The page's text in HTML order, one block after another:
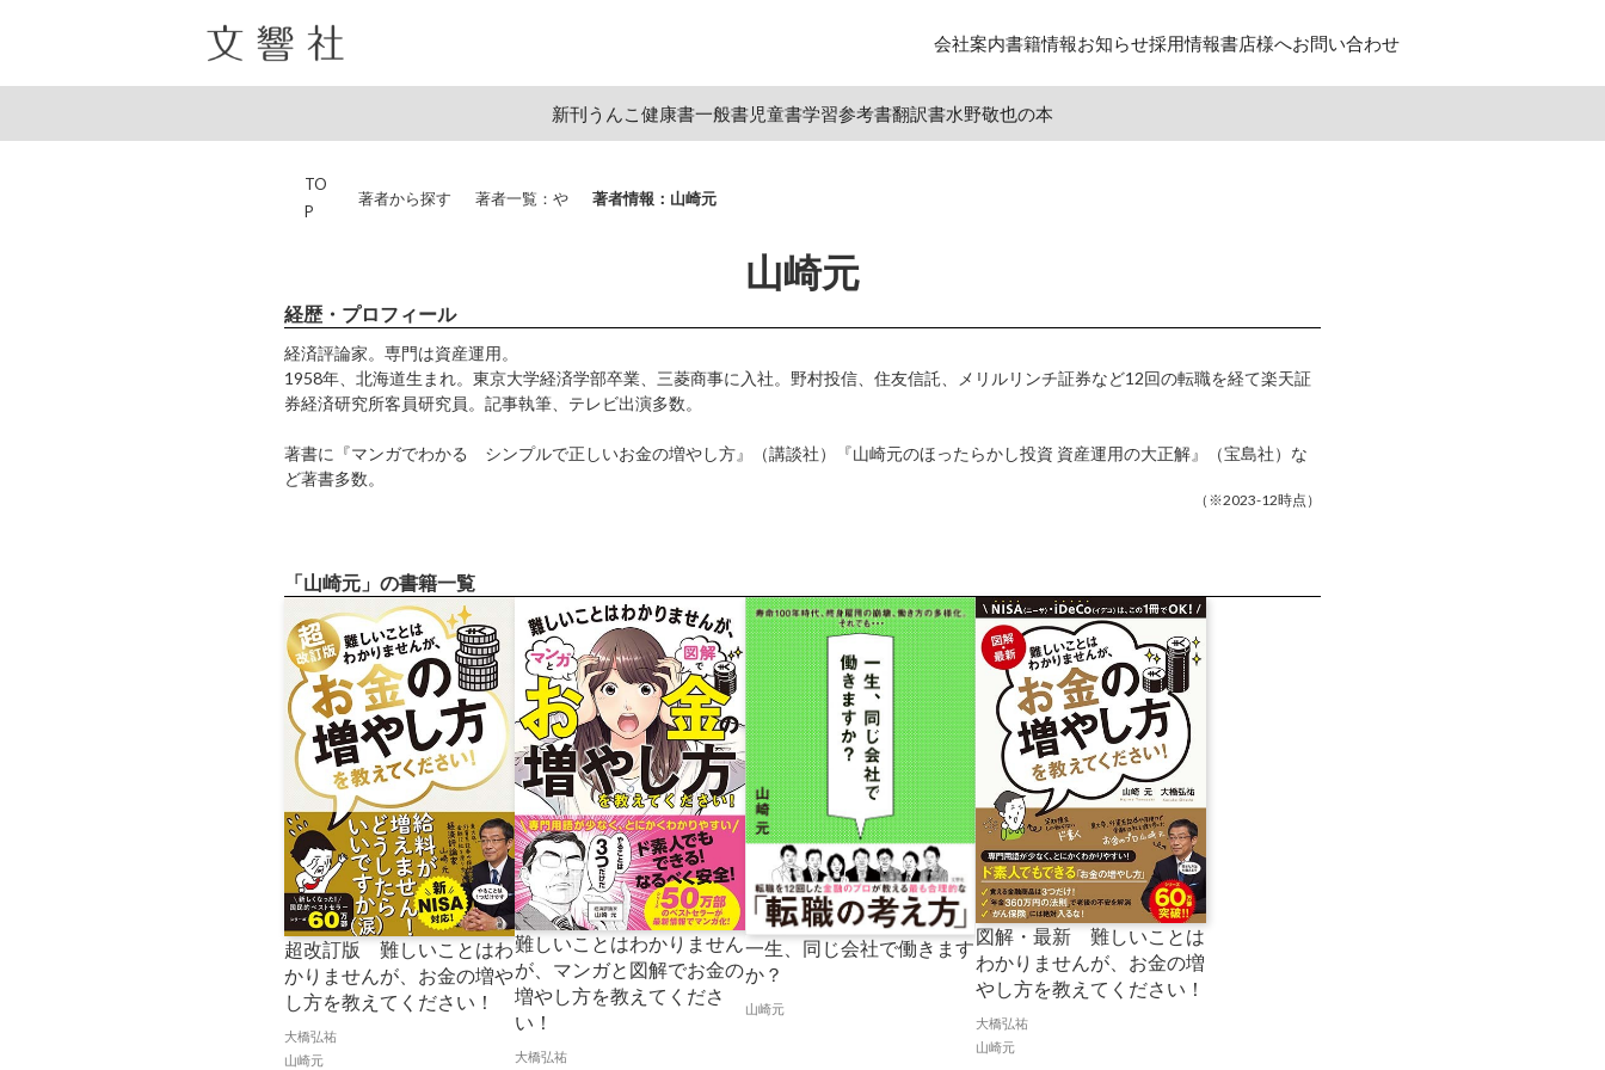
会社案内書籍情報お知らせ採用情報書店様へお問い合わせ
新刊うんこ 健康書一般書児童書学習参考書翻訳書水野敬也の本
TO
P
著者から探す 著者一覧：や 著者情報：山崎元
山崎元
経歴・プロフィール
経済評論家。専門は資産運用。
1958年、北海道生まれ。東京大学経済学部卒業、三菱商事に入社。野村投信、住友信託、メリルリンチ証券など12回の転職を経て楽天証
券経済研究所客員研究員。記事執筆、テレビ出演多数。
著書に『マンガでわかる シンプルで正しいお金の増やし方』（講談社）『山崎元のほったらかし投資 資産運用の大正解』（宝島社）な
ど著書多数。
（※2023-12時点）
「山崎元」の書籍一覧
超改訂版 難しいことはわ
かりませんが、お金の増や
し方を教えてください！
大橋弘祐
山崎元
難しいことはわかりません
が、マンガと図解でお金の
増やし方を教えてくださ
い！
大橋弘祐
一生、同じ会社で働きます
か？
山崎元
図解・最新 難しいことは
わかりませんが、お金の増
やし方を教えてください！
大橋弘祐
山崎元